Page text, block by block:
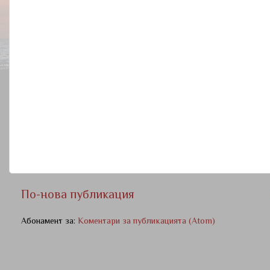
По-нова публикация
Абонамент за: Коментари за публикацията (Atom)